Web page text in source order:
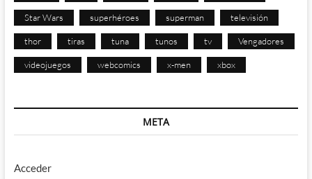
Star Wars superhéroes superman televisión
thor tiras tuna tunos tv Vengadores
videojuegos webcomics x-men xbox
META
Acceder